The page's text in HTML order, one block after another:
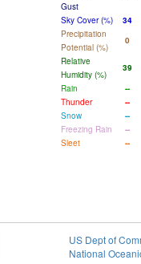
Gust
Sky Cover (%)
34
Precipitation
Potential (%)
0
Relative
Humidity (%)
39
Rain
--
Thunder
--
Snow
--
Freezing Rain
--
Sleet
--
US Dept of
National